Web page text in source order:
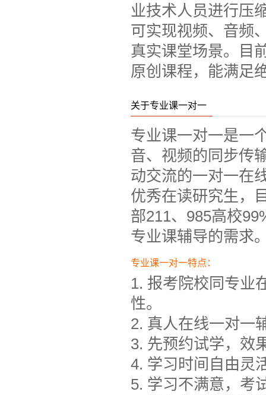
业技术人员进行压
可实现视频、音频
真实课堂场景。目
原创课程，能满足
关于专业课一对一
专业课一对一是一
音、视频的同步传
动交流的一对一在
优秀在读研究生，
部211、985高校
专业课辅导的需求
专业课一对一特点：
1. 报考院校同专业
性。
2. 真人在线一对一
3. 先预约试学，效
4. 学习时间自由灵
5. 学习不满意，考